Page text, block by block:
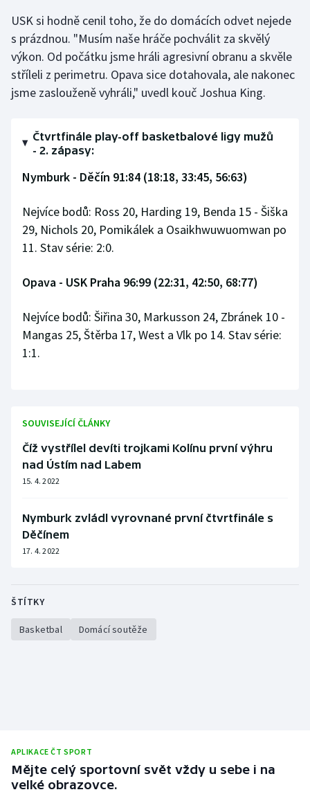
Triatlon
Veslování
Volejbal
Ostatní
USK si hodně cenil toho, že do domácích odvet nejede
s prázdnou. "Musím naše hráče pochválit za skvělý
výkon. Od počátku jsme hráli agresivní obranu a skvěle
stříleli z perimetru. Opava sice dotahovala, ale nakonec
jsme zaslouženě vyhráli," uvedl kouč Joshua King.
Čtvrtfinále play-off basketbalové ligy mužů
- 2. zápasy:
Nymburk - Děčín 91:84 (18:18, 33:45, 56:63)
Nejvíce bodů: Ross 20, Harding 19, Benda 15 - Šiška
29, Nichols 20, Pomikálek a Osaikhwuwuomwan po
11. Stav série: 2:0.
Opava - USK Praha 96:99 (22:31, 42:50, 68:77)
Nejvíce bodů: Šiřina 30, Markusson 24, Zbránek 10 -
Mangas 25, Štěrba 17, West a Vlk po 14. Stav série:
1:1.
SOUVISEJÍCÍ ČLÁNKY
Číž vystřílel devíti trojkami Kolínu první výhru
nad Ústím nad Labem
15. 4. 2022
Nymburk zvládl vyrovnané první čtvrtfinále s
Děčínem
17. 4. 2022
ŠTÍTKY
Basketbal Domácí soutěže
APLIKACE ČT SPORT
Mějte celý sportovní svět vždy u sebe i na
velké obrazovce.